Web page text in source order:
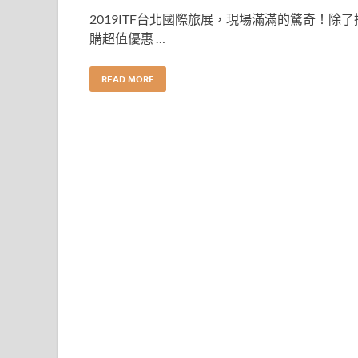
2019ITF台北國際旅展，現場滿滿的驚奇！除了
購超值優惠 …
READ MORE